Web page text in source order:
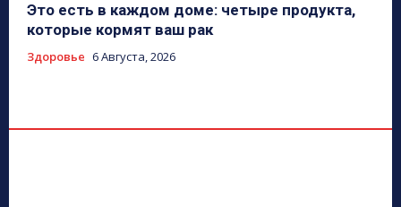
Это есть в каждом доме: четыре продукта,
которые кормят ваш рак
Здоровье 6 Августа, 2026